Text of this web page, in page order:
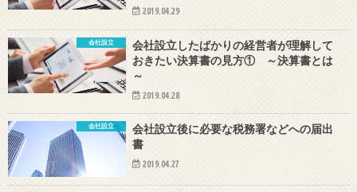
2019.04.29
会社設立
会社設立したばかりの経営者が理解して
おきたい決算書の見方① ～決算書とは
～
2019.04.28
会社設立
会社設立後に必要な税務署などへの届出
書
2019.04.27